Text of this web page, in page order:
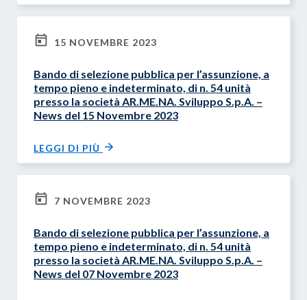
15 NOVEMBRE 2023
Bando di selezione pubblica per l’assunzione, a
tempo pieno e indeterminato, di n. 54 unità
presso la società AR.ME.NA. Sviluppo S.p.A. –
News del 15 Novembre 2023
LEGGI DI PIÙ
7 NOVEMBRE 2023
Bando di selezione pubblica per l’assunzione, a
tempo pieno e indeterminato, di n. 54 unità
presso la società AR.ME.NA. Sviluppo S.p.A. –
News del 07 Novembre 2023